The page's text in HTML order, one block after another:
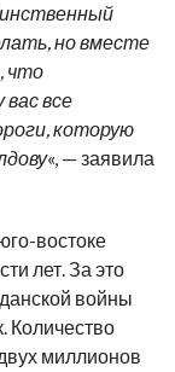
но вместе
что
все
которую
«, — заявила
востоке
лет. За это
войны
Количество
миллионов